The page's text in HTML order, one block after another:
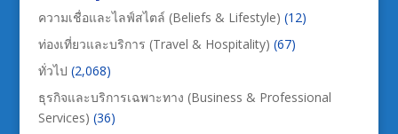
ความเชื่อและไลฟ์สไตล์ (Beliefs & Lifestyle) (12)
ท่องเที่ยวและบริการ (Travel & Hospitality) (67)
ทั่วไป (2,068)
ธุรกิจและบริการเฉพาะทาง (Business & Professional
Services) (36)